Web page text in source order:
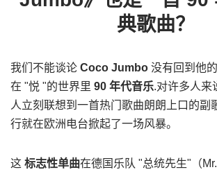
典歌曲？
我们不能谈论 Coco Jumbo 没有回到他
在 "悦 "的世界里 90 年代音乐.对许多人来
人立刻联想到一首热门歌曲朗朗上口的副
行就在欧洲电台掀起了一场风暴。
这 标志性单曲在德国乐队 "总统先生"（